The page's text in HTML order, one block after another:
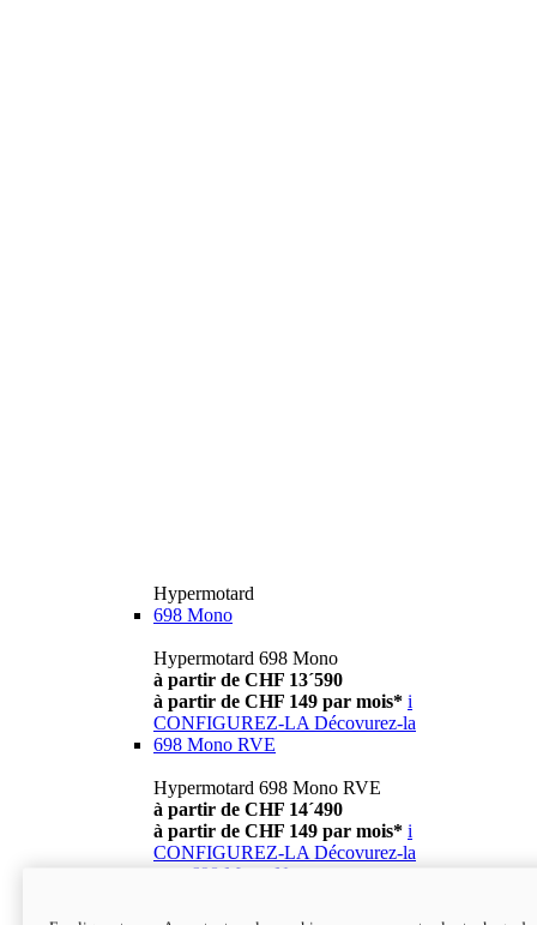
Hypermotard
698 Mono
Hypermotard 698 Mono
à partir de CHF 13´590
à partir de CHF 149 par mois* i
CONFIGUREZ-LA Décovurez-la
698 Mono RVE
Hypermotard 698 Mono RVE
à partir de CHF 14´490
à partir de CHF 149 par mois* i
CONFIGUREZ-LA Décovurez-la
698 Mono Nera
Hypermotard 698 Mono Nera